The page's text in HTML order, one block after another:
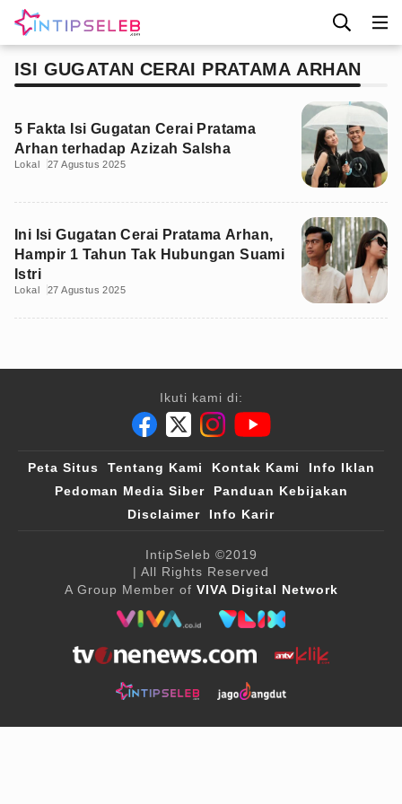
ISI GUGATAN CERAI PRATAMA ARHAN
5 Fakta Isi Gugatan Cerai Pratama
Arhan terhadap Azizah Salsha
Lokal 27 Agustus 2025
Ini Isi Gugatan Cerai Pratama Arhan,
Hampir 1 Tahun Tak Hubungan Suami
Istri
Lokal 27 Agustus 2025
Ikuti kami di:
Peta Situs Tentang Kami Kontak Kami
Info Iklan
Pedoman Media Siber
Panduan Kebijakan
Disclaimer
Info Karir
IntipSeleb ©2019
| All Rights Reserved
A Group Member of VIVA Digital Network